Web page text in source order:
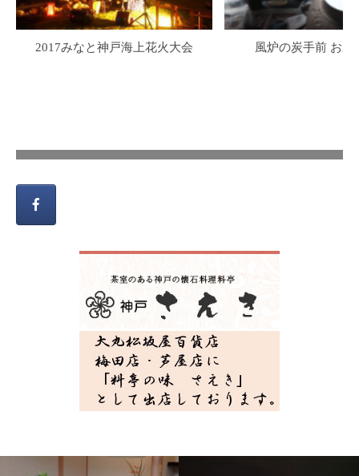
2017みなと神戸海上花火大会 風炉の炭手前 お水